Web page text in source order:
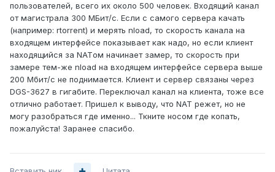
пользователей, всего их около 500 человек. Входящий канал
от магистрала 300 МБит/с. Если с самого сервера качать
(например: rtorrent) и мерять nload, то скорость канала на
входящем интерфейсе показывает как надо, но если клиент
находящийся за NATом начинает замер, то скорость при
замере тем-же nload на входящем интерфейсе сервера выше
200 Мбит/с не поднимается. Клиент и сервер связаны через
DGS-3627 в гигабите. Переключал канал на клиента, тоже все
отлично работает. Пришел к выводу, что NAT режет, но не
могу разобраться где именно... Ткните носом где копать,
пожалуйста! Заранее спасибо.